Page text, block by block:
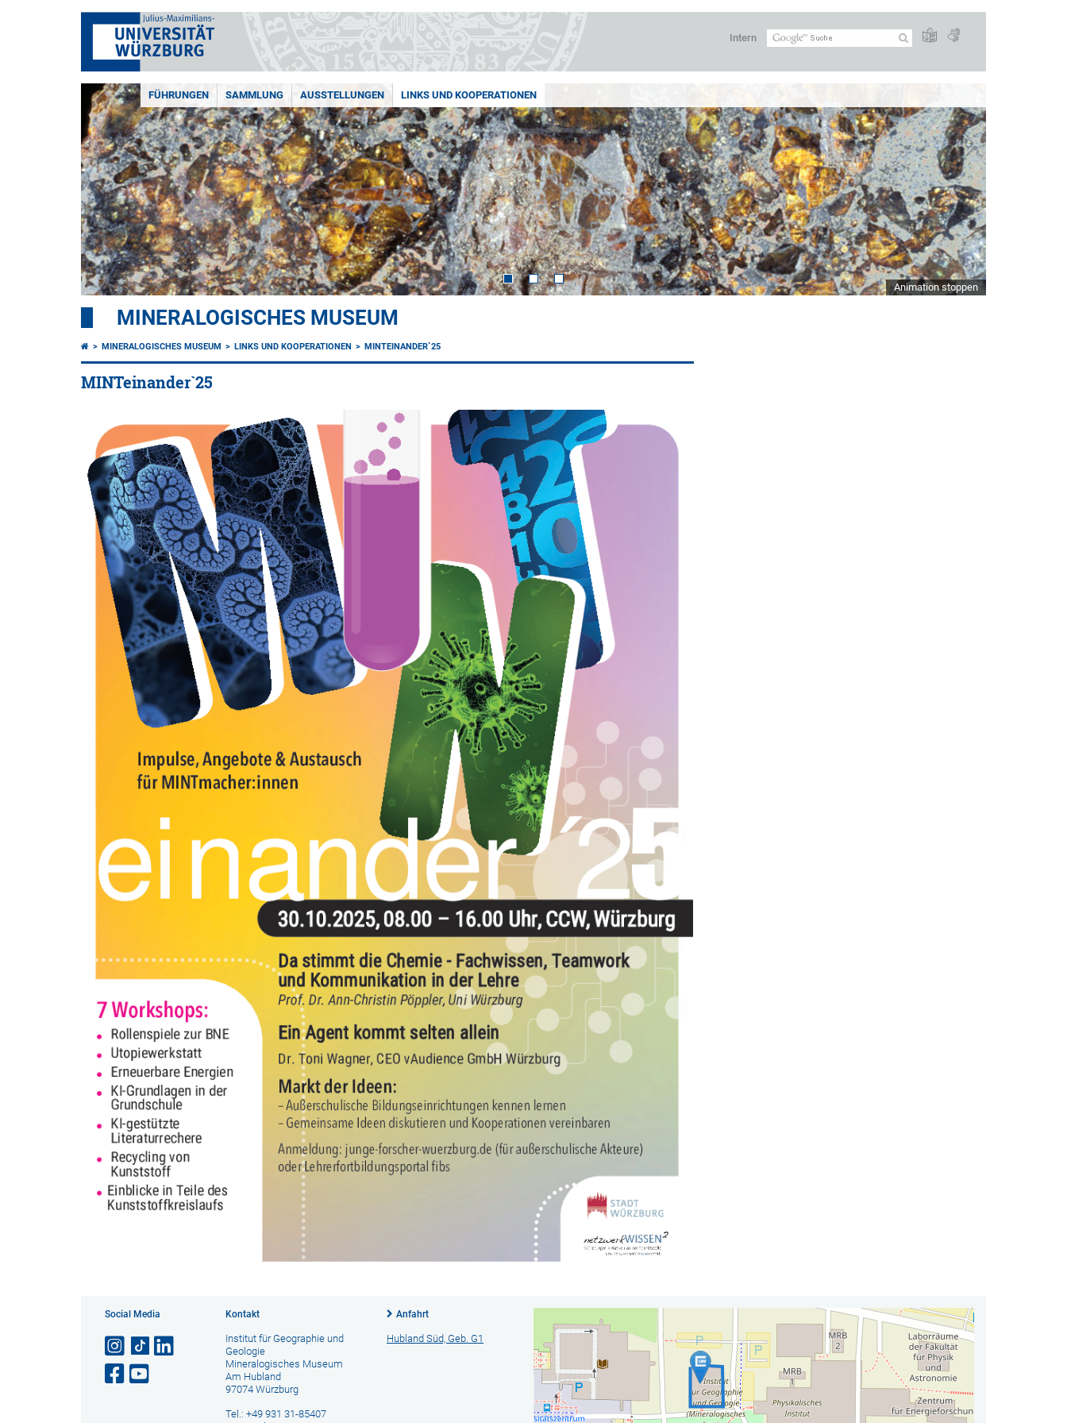
Intern
FÜHRUNGEN SAMMLUNG AUSSTELLUNGEN LINKS UND KOOPERATIONEN
Animation stoppen
MINERALOGISCHES MUSEUM
MINERALOGISCHES MUSEUM LINKS UND KOOPERATIONEN MINTEINANDER`25
MINTeinander`25
Social Media Kontakt
Institut für Geographie und
Geologie
Mineralogisches Museum
Am Hubland
97074 Würzburg
Tel.: +49 931 31-85407
Anfahrt
Hubland Süd, Geb. G1